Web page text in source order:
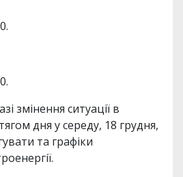
змінення ситуації в
дня у середу, 18 грудня,
та графіки